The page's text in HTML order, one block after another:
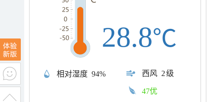
相对湿度 94% 西风 2级
28.8℃
47优